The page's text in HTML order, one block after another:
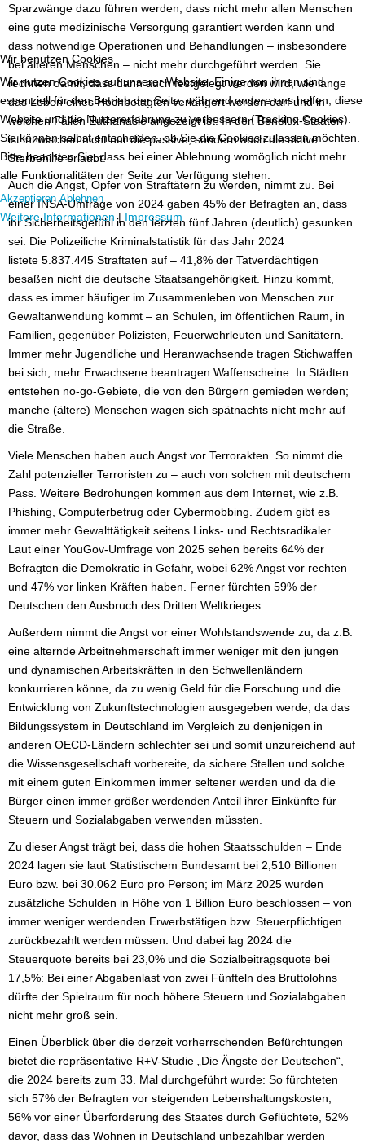
Sparzwänge dazu führen werden, dass nicht mehr allen Menschen
eine gute medizinische Versorgung garantiert werden kann und
dass notwendige Operationen und Behandlungen – insbesondere
bei älteren Menschen – nicht mehr durchgeführt werden. Sie
rechnen damit, dass dann auch festgelegt werden wird, wie lange
das Leben eines Hochbetagten verlängert werden darf und in
welchen Fällen Euthanasie angezeigt ist. In den Benelux-Staaten
ist inzwischen nicht nur die passive, sondern auch die aktive
Sterbehilfe erlaubt.
Auch die Angst, Opfer von Straftätern zu werden, nimmt zu. Bei
einer INSA-Umfrage von 2024 gaben 45% der Befragten an, dass
ihr Sicherheitsgefühl in den letzten fünf Jahren (deutlich) gesunken
sei. Die Polizeiliche Kriminalstatistik für das Jahr 2024
listete 5.837.445 Straftaten auf – 41,8% der Tatverdächtigen
besaßen nicht die deutsche Staatsangehörigkeit. Hinzu kommt,
dass es immer häufiger im Zusammenleben von Menschen zur
Gewaltanwendung kommt – an Schulen, im öffentlichen Raum, in
Familien, gegenüber Polizisten, Feuerwehrleuten und Sanitätern.
Immer mehr Jugendliche und Heranwachsende tragen Stichwaffen
bei sich, mehr Erwachsene beantragen Waffenscheine. In Städten
entstehen no-go-Gebiete, die von den Bürgern gemieden werden;
manche (ältere) Menschen wagen sich spätnachts nicht mehr auf
die Straße.
Viele Menschen haben auch Angst vor Terrorakten. So nimmt die
Zahl potenzieller Terroristen zu – auch von solchen mit deutschem
Pass. Weitere Bedrohungen kommen aus dem Internet, wie z.B.
Phishing, Computerbetrug oder Cybermobbing. Zudem gibt es
immer mehr Gewalttätigkeit seitens Links- und Rechtsradikaler.
Laut einer YouGov-Umfrage von 2025 sehen bereits 64% der
Befragten die Demokratie in Gefahr, wobei 62% Angst vor rechten
und 47% vor linken Kräften haben. Ferner fürchten 59% der
Deutschen den Ausbruch des Dritten Weltkrieges.
Außerdem nimmt die Angst vor einer Wohlstandswende zu, da z.B.
eine alternde Arbeitnehmerschaft immer weniger mit den jungen
und dynamischen Arbeitskräften in den Schwellenländern
konkurrieren könne, da zu wenig Geld für die Forschung und die
Entwicklung von Zukunftstechnologien ausgegeben werde, da das
Bildungssystem in Deutschland im Vergleich zu denjenigen in
anderen OECD-Ländern schlechter sei und somit unzureichend auf
die Wissensgesellschaft vorbereite, da sichere Stellen und solche
mit einem guten Einkommen immer seltener werden und da die
Bürger einen immer größer werdenden Anteil ihrer Einkünfte für
Steuern und Sozialabgaben verwenden müssten.
Zu dieser Angst trägt bei, dass die hohen Staatsschulden – Ende
2024 lagen sie laut Statistischem Bundesamt bei 2,510 Billionen
Euro bzw. bei 30.062 Euro pro Person; im März 2025 wurden
zusätzliche Schulden in Höhe von 1 Billion Euro beschlossen – von
immer weniger werdenden Erwerbstätigen bzw. Steuerpflichtigen
zurückbezahlt werden müssen. Und dabei lag 2024 die
Steuerquote bereits bei 23,0% und die Sozialbeitragsquote bei
17,5%: Bei einer Abgabenlast von zwei Fünfteln des Bruttolohns
dürfte der Spielraum für noch höhere Steuern und Sozialabgaben
nicht mehr groß sein.
Einen Überblick über die derzeit vorherrschenden Befürchtungen
bietet die repräsentative R+V-Studie „Die Ängste der Deutschen“,
die 2024 bereits zum 33. Mal durchgeführt wurde: So fürchteten
sich 57% der Befragten vor steigenden Lebenshaltungskosten,
56% vor einer Überforderung des Staates durch Geflüchtete, 52%
davor, dass das Wohnen in Deutschland unbezahlbar werden
Wir benutzen Cookies
Wir nutzen Cookies auf unserer Website. Einige von ihnen sind
essenziell für den Betrieb der Seite, während andere uns helfen, diese
Website und die Nutzererfahrung zu verbessern (Tracking Cookies).
Sie können selbst entscheiden, ob Sie die Cookies zulassen möchten.
Bitte beachten Sie, dass bei einer Ablehnung womöglich nicht mehr
alle Funktionalitäten der Seite zur Verfügung stehen.
Akzeptieren Ablehnen
Weitere Informationen | Impressum